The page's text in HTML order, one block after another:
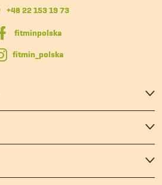
+48 22 153 19 73
fitmin_polska